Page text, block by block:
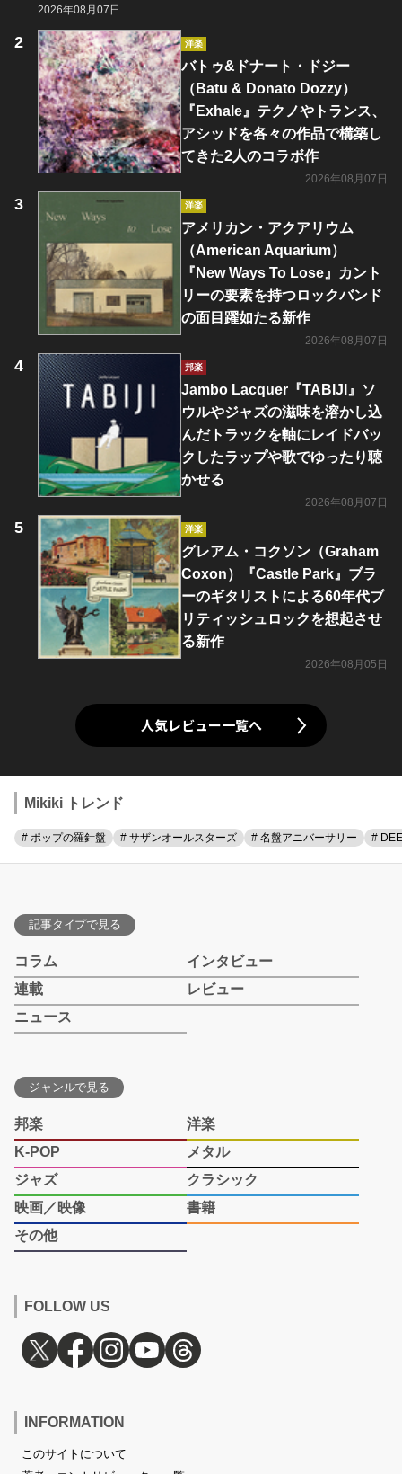
2026年08月07日
洋楽
バトゥ&ドナート・ドジー
（Batu & Donato Dozzy）
『Exhale』テクノやトランス、
アシッドを各々の作品で構築し
てきた2人のコラボ作
2026年08月07日
洋楽
アメリカン・アクアリウム
（American Aquarium）
『New Ways To Lose』カント
リーの要素を持つロックバンド
の面目躍如たる新作
2026年08月07日
邦楽
Jambo Lacquer『TABIJI』ソ
ウルやジャズの滋味を溶かし込
んだトラックを軸にレイドバッ
クしたラップや歌でゆったり聴
かせる
2026年08月07日
洋楽
グレアム・コクソン（Graham
Coxon）『Castle Park』ブラ
ーのギタリストによる60年代ブ
リティッシュロックを想起させ
る新作
2026年08月05日
人気レビュー一覧へ
Mikiki トレンド
# ポップの羅針盤 # サザンオールスターズ # 名盤アニバーサリー #
記事タイプで見る
コラム
インタビュー
連載
レビュー
ニュース
ジャンルで見る
邦楽
洋楽
K-POP
メタル
ジャズ
クラシック
映画／映像
書籍
その他
FOLLOW US
INFORMATION
このサイトについて